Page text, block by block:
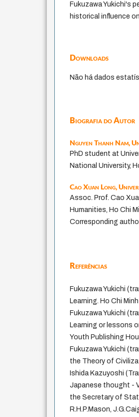
Fukuzawa Yukichi's
historical influence
Downloads
Não há dados
Biografia do Autor
Nguyen Thanh Nam,
PhD student at
National University,
Cao Xuan Long,
Assoc. Prof. Cao
Humanities, Ho Chi
Corresponding
Referências
Fukuzawa Yukichi
Learning. Ho Chi
Fukuzawa Yukichi
Learning or lessons
Youth Publishing
Fukuzawa Yukichi
the Theory of
Ishida Kazuyoshi
Japanese thought -
the Secretary of
R.H.P.Mason,